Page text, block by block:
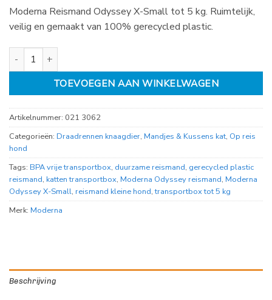
Moderna Reismand Odyssey X-Small tot 5 kg. Ruimtelijk,
veilig en gemaakt van 100% gerecycled plastic.
Moderna reismand Odyssey moss grey, X-small aantal
TOEVOEGEN AAN WINKELWAGEN
Artikelnummer: 021 3062
Categorieën: Draadrennen knaagdier, Mandjes & Kussens kat, Op reis
hond
Tags: BPA vrije transportbox, duurzame reismand, gerecycled plastic
reismand, katten transportbox, Moderna Odyssey reismand, Moderna
Odyssey X-Small, reismand kleine hond,transportbox tot 5 kg
Merk: Moderna
Beschrijving